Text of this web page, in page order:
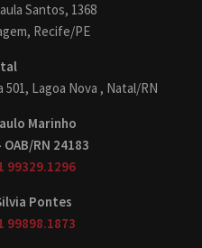
Santos, 1368
Recife/PE
501, Lagoa Nova , Natal/RN
Marinho
OAB/RN 24183
99329.1296
Pontes
99898.1873